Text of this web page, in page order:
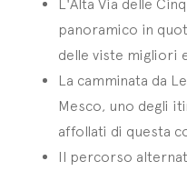
L'Alta Via delle
panoramico in
delle viste migliori
La camminata da
Mesco, uno degli
affollati di questa
Il percorso